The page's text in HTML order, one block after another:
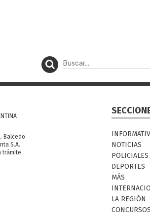
Balcedo
S.A.
trámite
NOTICIAS
POLICIALES
DEPORTES
MÁS
LA REGIÓN
CONCURSOS